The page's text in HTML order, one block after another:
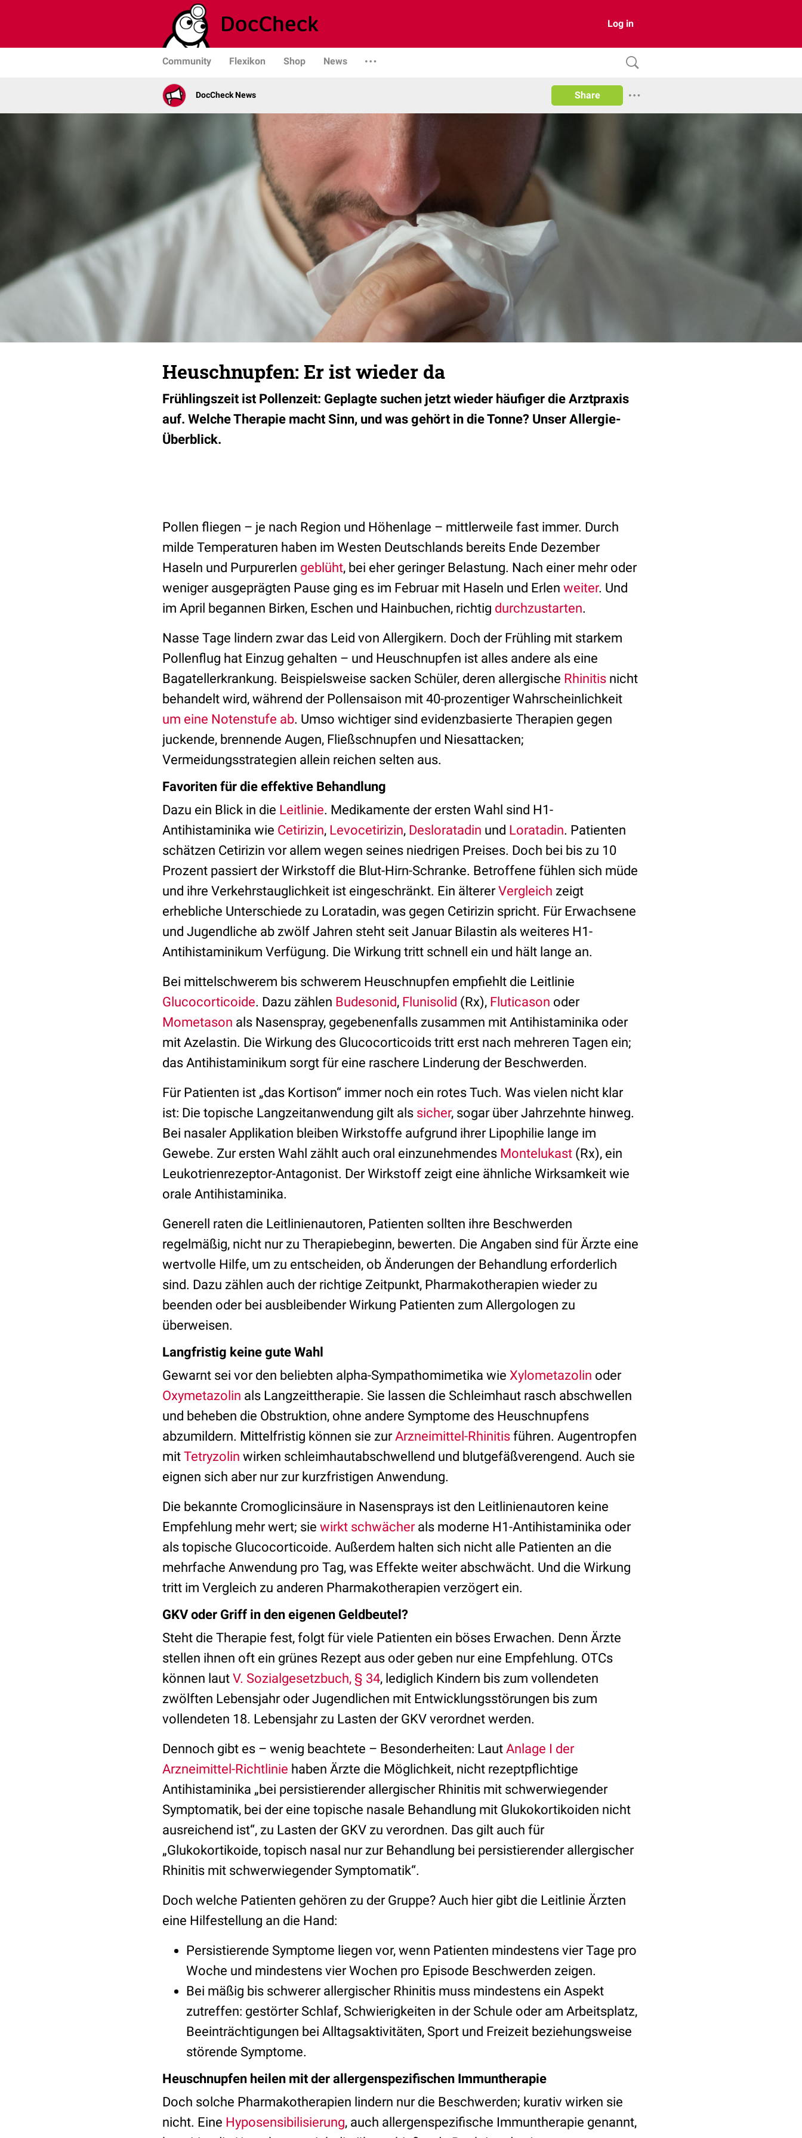
Log in
Community Flexikon Shop News
DocCheck News Share
Heuschnupfen: Er ist wieder da
Frühlingszeit ist Pollenzeit: Geplagte suchen jetzt wieder häufiger die Arztpraxis
auf. Welche Therapie macht Sinn, und was gehört in die Tonne? Unser Allergie-
Überblick.
Pollen fliegen – je nach Region und Höhenlage – mittlerweile fast immer. Durch
milde Temperaturen haben im Westen Deutschlands bereits Ende Dezember
Haseln und Purpurerlen geblüht, bei eher geringer Belastung. Nach einer mehr oder
weniger ausgeprägten Pause ging es im Februar mit Haseln und Erlen weiter. Und
im April begannen Birken, Eschen und Hainbuchen, richtig durchzustarten.
Nasse Tage lindern zwar das Leid von Allergikern. Doch der Frühling mit starkem
Pollenflug hat Einzug gehalten – und Heuschnupfen ist alles andere als eine
Bagatellerkrankung. Beispielsweise sacken Schüler, deren allergische Rhinitis nicht
behandelt wird, während der Pollensaison mit 40-prozentiger Wahrscheinlichkeit
um eine Notenstufe ab. Umso wichtiger sind evidenzbasierte Therapien gegen
juckende, brennende Augen, Fließschnupfen und Niesattacken;
Vermeidungsstrategien allein reichen selten aus.
Favoriten für die effektive Behandlung
Dazu ein Blick in die Leitlinie. Medikamente der ersten Wahl sind H1-
Antihistaminika wie Cetirizin, Levocetirizin, Desloratadin und Loratadin. Patienten
schätzen Cetirizin vor allem wegen seines niedrigen Preises. Doch bei bis zu 10
Prozent passiert der Wirkstoff die Blut-Hirn-Schranke. Betroffene fühlen sich müde
und ihre Verkehrstauglichkeit ist eingeschränkt. Ein ältererVergleich zeigt
erhebliche Unterschiede zu Loratadin, was gegen Cetirizin spricht. Für Erwachsene
und Jugendliche ab zwölf Jahren steht seit Januar Bilastin als weiteres H1-
Antihistaminikum Verfügung. Die Wirkung tritt schnell ein und hält lange an.
Bei mittelschwerem bis schwerem Heuschnupfen empfiehlt die Leitlinie
Glucocorticoide. Dazu zählen Budesonid, Flunisolid (Rx), Fluticason oder
Mometason als Nasenspray, gegebenenfalls zusammen mit Antihistaminika oder
mit Azelastin. Die Wirkung des Glucocorticoids tritt erst nach mehreren Tagen ein;
das Antihistaminikum sorgt für eine raschere Linderung der Beschwerden.
Für Patienten ist „das Kortison“ immer noch ein rotes Tuch. Was vielen nicht klar
ist: Die topische Langzeitanwendung gilt als sicher, sogar über Jahrzehnte hinweg.
Bei nasaler Applikation bleiben Wirkstoffe aufgrund ihrer Lipophilie lange im
Gewebe. Zur ersten Wahl zählt auch oral einzunehmendes Montelukast (Rx), ein
Leukotrienrezeptor-Antagonist. Der Wirkstoff zeigt eine ähnliche Wirksamkeit wie
orale Antihistaminika.
Generell raten die Leitlinienautoren, Patienten sollten ihre Beschwerden
regelmäßig, nicht nur zu Therapiebeginn, bewerten. Die Angaben sind für Ärzte eine
wertvolle Hilfe, um zu entscheiden, ob Änderungen der Behandlung erforderlich
sind. Dazu zählen auch der richtige Zeitpunkt, Pharmakotherapien wieder zu
beenden oder bei ausbleibender Wirkung Patienten zum Allergologen zu
überweisen.
Langfristig keine gute Wahl
Gewarnt sei vor den beliebten alpha-Sympathomimetika wie Xylometazolin oder
Oxymetazolin als Langzeittherapie. Sie lassen die Schleimhaut rasch abschwellen
und beheben die Obstruktion, ohne andere Symptome des Heuschnupfens
abzumildern. Mittelfristig können sie zurArzneimittel-Rhinitis führen. Augentropfen
mit Tetryzolin wirken schleimhautabschwellend und blutgefäßverengend. Auch sie
eignen sich aber nur zur kurzfristigen Anwendung.
Die bekannte Cromoglicinsäure in Nasensprays ist den Leitlinienautoren keine
Empfehlung mehr wert; sie wirkt schwächerals moderne H1-Antihistaminika oder
als topische Glucocorticoide. Außerdem halten sich nicht alle Patienten an die
mehrfache Anwendung pro Tag, was Effekte weiter abschwächt. Und die Wirkung
tritt im Vergleich zu anderen Pharmakotherapien verzögert ein.
GKV oder Griff in den eigenen Geldbeutel?
Steht die Therapie fest, folgt für viele Patienten ein böses Erwachen. Denn Ärzte
stellen ihnen oft ein grünes Rezept aus oder geben nur eine Empfehlung. OTCs
können laut V. Sozialgesetzbuch, § 34, lediglich Kindern bis zum vollendeten
zwölften Lebensjahr oder Jugendlichen mit Entwicklungsstörungen bis zum
vollendeten 18. Lebensjahr zu Lasten der GKV verordnet werden.
Dennoch gibt es – wenig beachtete – Besonderheiten: Laut Anlage I der
Arzneimittel-Richtlinie haben Ärzte die Möglichkeit, nicht rezeptpflichtige
Antihistaminika „bei persistierender allergischer Rhinitis mit schwerwiegender
Symptomatik, bei der eine topische nasale Behandlung mit Glukokortikoiden nicht
ausreichend ist“, zu Lasten der GKV zu verordnen. Das gilt auch für
„Glukokortikoide, topisch nasal nur zur Behandlung bei persistierender allergischer
Rhinitis mit schwerwiegender Symptomatik“.
Doch welche Patienten gehören zu der Gruppe? Auch hier gibt die Leitlinie Ärzten
eine Hilfestellung an die Hand:
Persistierende Symptome liegen vor, wenn Patienten mindestens vier Tage pro
Woche und mindestens vier Wochen pro Episode Beschwerden zeigen.
Bei mäßig bis schwerer allergischer Rhinitis muss mindestens ein Aspekt
zutreffen: gestörter Schlaf, Schwierigkeiten in der Schule oder am Arbeitsplatz,
Beeinträchtigungen bei Alltagsaktivitäten, Sport und Freizeit beziehungsweise
störende Symptome.
Heuschnupfen heilen mit der allergenspezifischen Immuntherapie
Doch solche Pharmakotherapien lindern nur die Beschwerden; kurativ wirken sie
nicht. Eine Hyposensibilisierung, auch allergenspezifische Immuntherapie genannt,